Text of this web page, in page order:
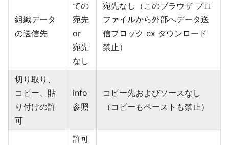
組織データ
の送信先
ての
宛先
or
宛先
なし
宛先なし（このブラウザ プロ
ファイルから外部へデータ送
信ブロック ex ダウンロード
禁止）
切り取り、
コピー、貼
り付けの許
可
info
参照
コピー先およびソースなし
（コピーもペーストも禁止）
許可